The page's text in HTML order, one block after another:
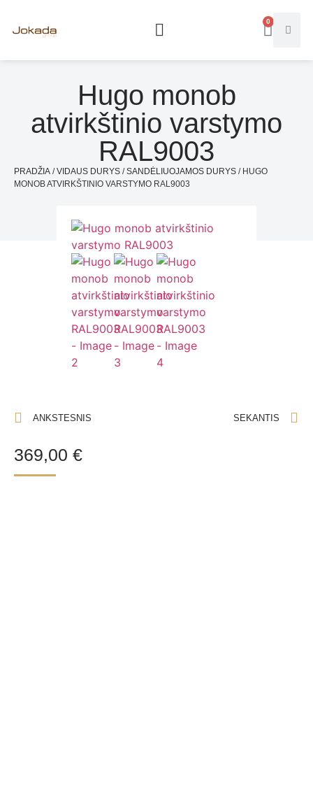
0
Hugo monob
atvirkštinio varstymo
RAL9003
PRADŽIA /VIDAUS DURYS /SANDĖLIUOJAMOS DURYS / HUGO
MONOB ATVIRKŠTINIO VARSTYMO RAL9003
ANKSTESNIS SEKANTIS
369,00 €